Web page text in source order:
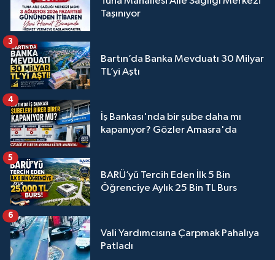
Taşınıyor
Bartın’da Banka Mevduatı 30 Milyar
TL’yi Aştı
3
İş Bankası'nda bir şube daha mı
kapanıyor? Gözler Amasra'da
4
BARÜ’yü Tercih Eden İlk 5 Bin
Öğrenciye Aylık 25 Bin TL Burs
5
Vali Yardımcısına Çarpmak Pahalıya
Patladı
6